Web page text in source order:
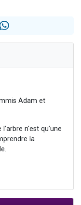
Maasser
pour Tsédaka : pauvres d'Israel
Adam et
n'est qu’une
la